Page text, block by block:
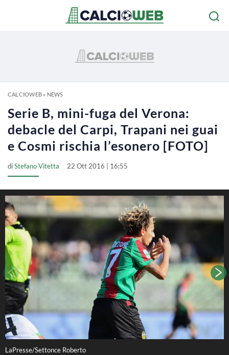
CALCIOWEB» NEWS
Serie B, mini-fuga del Verona:
debacle del Carpi, Trapani nei guai
e Cosmi rischia l’esonero [FOTO]
diStefano Vitetta 22 Ott 2016 | 16:55
LaPresse/Settonce Roberto